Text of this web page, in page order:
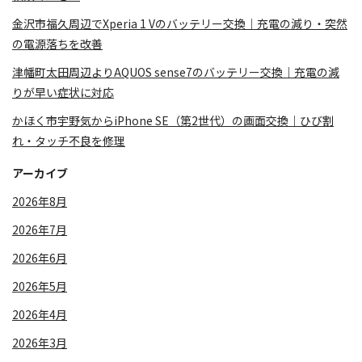
金沢市福久周辺でXperia 1 Vのバッテリー交換｜充電の減り・突然
の電源落ちを改善
津幡町太田周辺よりAQUOS sense7のバッテリー交換｜充電の減
りが早い症状に対応
かほく市宇野気からiPhone SE（第2世代）の画面交換｜ひび割
れ・タッチ不良を修理
アーカイブ
2026年8月
2026年7月
2026年6月
2026年5月
2026年4月
2026年3月